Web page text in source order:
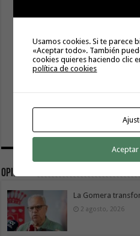
Opinión
La Gomera
2 agosto, 2026
Usamos cookies. Si te parece
«Aceptar todo». También
cookies quieres haciendo clic
política de cookies